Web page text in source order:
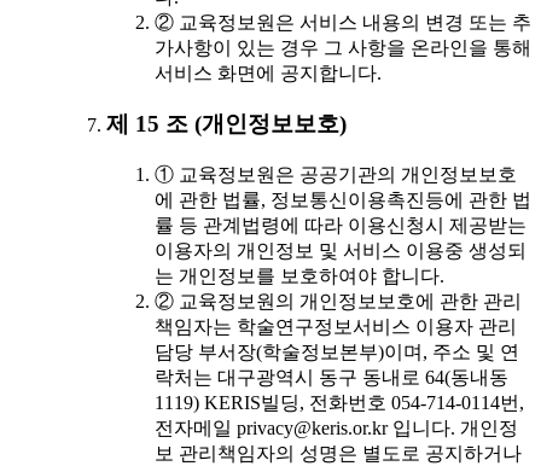
② 교육정보원은 서비스 내용의 변경 또는 추
가사항이 있는 경우 그 사항을 온라인을 통해
서비스 화면에 공지합니다.
제 15 조 (개인정보보호)
① 교육정보원은 공공기관의 개인정보보호
에 관한 법률, 정보통신이용촉진등에 관한 법
률 등 관계법령에 따라 이용신청시 제공받는
이용자의 개인정보 및 서비스 이용중 생성되
는 개인정보를 보호하여야 합니다.
② 교육정보원의 개인정보보호에 관한 관리
책임자는 학술연구정보서비스 이용자 관리
담당 부서장(학술정보본부)이며, 주소 및 연
락처는 대구광역시 동구 동내로 64(동내동
1119) KERIS빌딩, 전화번호 054-714-0114번,
전자메일 privacy@keris.or.kr 입니다. 개인정
보 관리책임자의 성명은 별도로 공지하거나